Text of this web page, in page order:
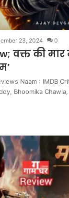
23, 2024 0
वक्त की
Naam : IMDB
Bhoomika